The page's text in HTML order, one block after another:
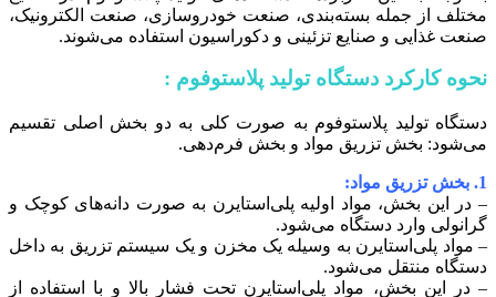
مختلف از جمله بسته‌بندی، صنعت خودروسازی، صنعت الکترونیک،
صنعت غذایی و صنایع تزئینی و دکوراسیون استفاده می‌شوند.
نحوه کارکرد دستگاه تولید پلاستوفوم :
دستگاه تولید پلاستوفوم به صورت کلی به دو بخش اصلی تقسیم
می‌شود: بخش تزریق مواد و بخش فرم‌دهی.
1. بخش تزریق مواد:
– در این بخش، مواد اولیه پلی‌استایرن به صورت دانه‌های کوچک و
گرانولی وارد دستگاه می‌شود.
– مواد پلی‌استایرن به وسیله یک مخزن و یک سیستم تزریق به داخل
دستگاه منتقل می‌شود.
– در این بخش، مواد پلی‌استایرن تحت فشار بالا و با استفاده از